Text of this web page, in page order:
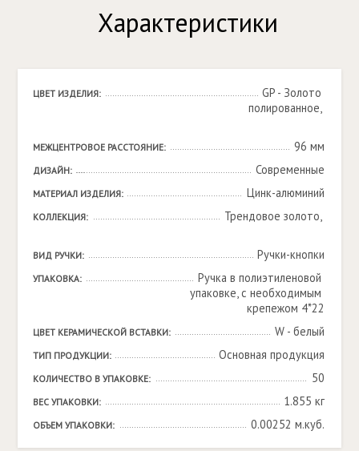
Характеристики
ЦВЕТ ИЗДЕЛИЯ:
GP - Золото
полированное,
МЕЖЦЕНТРОВОЕ РАССТОЯНИЕ: 96 мм
ДИЗАЙН: Современные
МАТЕРИАЛ ИЗДЕЛИЯ: Цинк-алюминий
КОЛЛЕКЦИЯ: Трендовое золото,
ВИД РУЧКИ: Ручки-кнопки
УПАКОВКА:
Ручка в полиэтиленовой
упаковке, с необходимым
крепежом 4*22
ЦВЕТ КЕРАМИЧЕСКОЙ ВСТАВКИ: W - белый
ТИП ПРОДУКЦИИ: Основная продукция
КОЛИЧЕСТВО В УПАКОВКЕ: 50
ВЕС УПАКОВКИ: 1.855 кг
ОБЪЕМ УПАКОВКИ: 0.00252 м.куб.